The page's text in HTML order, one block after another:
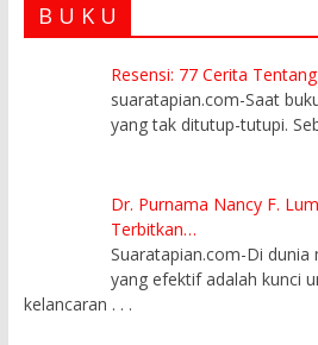
B U K U
Resensi: 77 Cerita
suaratapian.com-Saat
yang tak ditutup-tutupi.
Dr. Purnama Nancy F.
Terbitkan…
Suaratapian.com-Di
yang efektif adalah kunci
kelancaran . . .